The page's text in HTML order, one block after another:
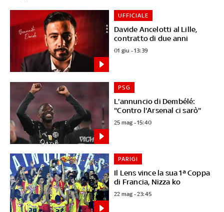
Davide Ancelotti al Lille,
contratto di due anni
UFFICIALE
01 giu - 13:39
L'annuncio di Dembélé:
"Contro l'Arsenal ci sarò"
PSG
25 mag - 15:40
Il Lens vince la sua 1ª Coppa
di Francia, Nizza ko
PARIGI
22 mag - 23:45